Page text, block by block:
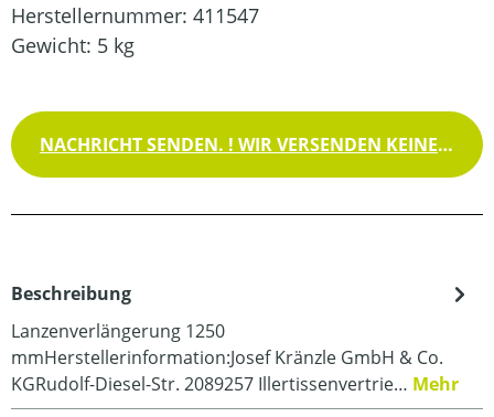
Herstellernummer: 411547
Gewicht: 5 kg
NACHRICHT SENDEN. ! WIR VERSENDEN KEINE WAREN !
Beschreibung
Lanzenverlängerung 1250
mmHerstellerinformation:Josef Kränzle GmbH & Co.
KGRudolf-Diesel-Str. 2089257 Illertissenvertrie… Mehr